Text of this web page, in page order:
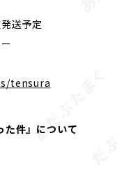
送予定
tensura
た件』について